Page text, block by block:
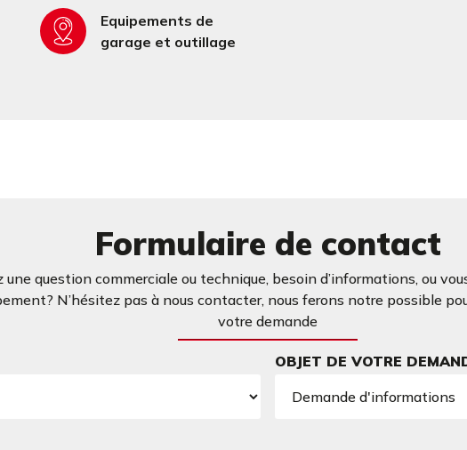
Equipements de
garage et outillage
Formulaire de contact
une question commerciale ou technique, besoin d’informations, ou
N’hésitez pas à nous contacter, nous ferons notre possible
votre demande
OBJET DE VOTRE